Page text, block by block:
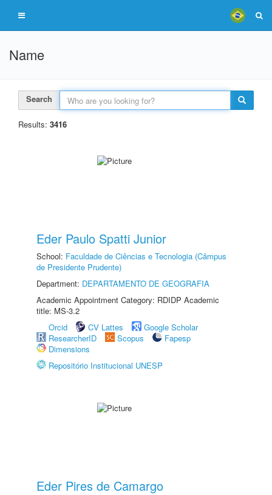
Name
Search
Results: 3416
Eder Paulo Spatti Junior
School: Faculdade de Ciências e Tecnologia (Câmpus
de Presidente Prudente)
Department: DEPARTAMENTO DE GEOGRAFIA
Academic Appointment Category: RDIDP Academic
title: MS-3.2
Orcid
CV Lattes
Google Scholar
ResearcherID
Scopus
Fapesp
Dimensions
Repositório Institucional UNESP
Eder Pires de Camargo